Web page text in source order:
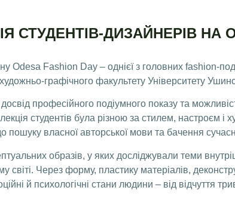
ДИЗАЙНЕРІВ НА
Odesa Fashion Day – однієї з головних fashion-
графічного факультету Університету
професійного подіумного показу та
студентів була різною за стилем, настроєм і
пошуку власної авторської мови та бачення
образів, у яких досліджували теми
світі. Через форму, пластику матеріалів,
й психологічні стани людини – від відчуття